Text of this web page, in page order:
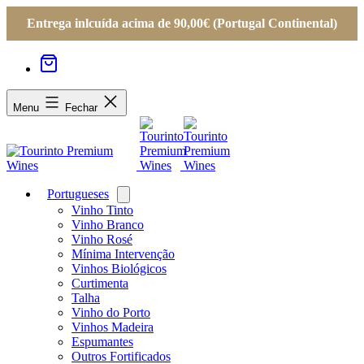
Entrega inlcuída acima de 90,00€ (Portugal Continental)
Menu Fechar
Portugueses
menu
Vinho Tinto
Vinho Branco
Vinho Rosé
Mínima Intervenção
Vinhos Biológicos
Curtimenta
Talha
Vinho do Porto
Vinhos Madeira
Espumantes
Outros Fortificados